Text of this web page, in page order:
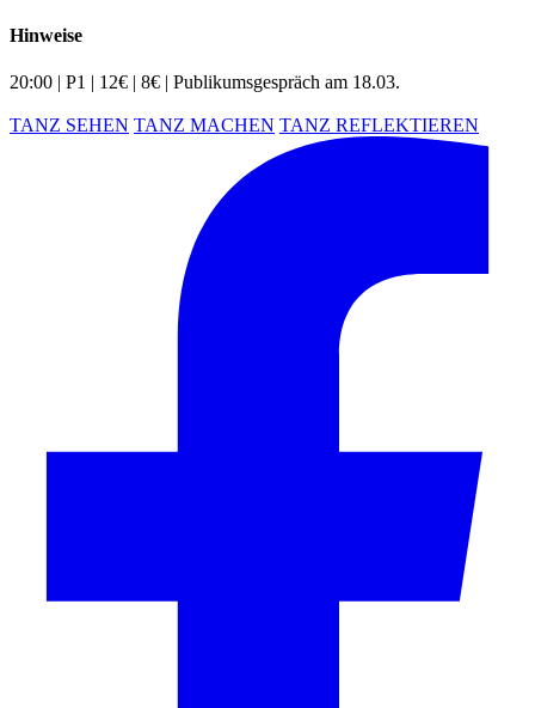
Hinweise
20:00 | P1 | 12€ | 8€ | Publikumsgespräch am 18.03.
TANZ SEHEN TANZ MACHEN TANZ REFLEKTIEREN